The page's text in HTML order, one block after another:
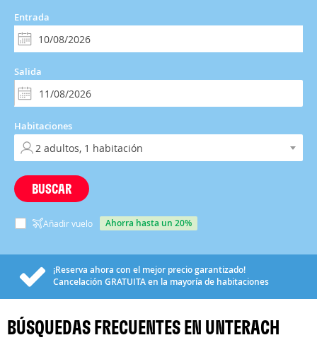
Entrada
Salida
Habitaciones
BUSCAR
Añadir vuelo ahorra hasta un 20%
¡Reserva ahora con el mejor precio garantizado!
Cancelación GRATUITAen la mayoría de habitaciones
BÚSQUEDAS FRECUENTES EN UNTERACH